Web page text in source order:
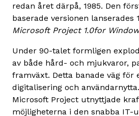
redan året därpå, 1985. Den
baserade versionen lanserades
Microsoft Project 1.0for
Under 90-talet formligen
av både hård- och mjukvaror,
framväxt. Detta banade väg för
digitalisering och
Microsoft Project utnyttjade
möjligheterna i den snabba IT-